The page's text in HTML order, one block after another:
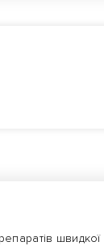
швидкої